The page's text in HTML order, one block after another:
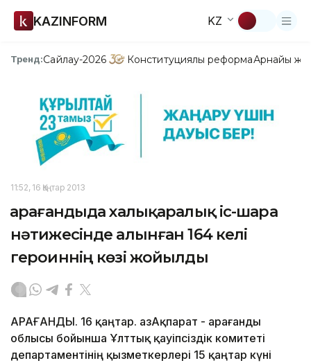
KAZINFORM KZ
Тренд:Сайлау-2026 Конституциялық реформаАрнайы
11:52, 16 Қаңтар 2013
Қарағандыда халықаралық іс-шара
нәтижесінде алынған 164 келі
героиннің көзі жойылды
ҚАРАҒАНДЫ. 16 қаңтар. ҚазАқпарат - Қарағанды
облысы бойынша Ұлттық қауіпсіздік комитеті
департаментінің қызметкерлері 15 қаңтар күні